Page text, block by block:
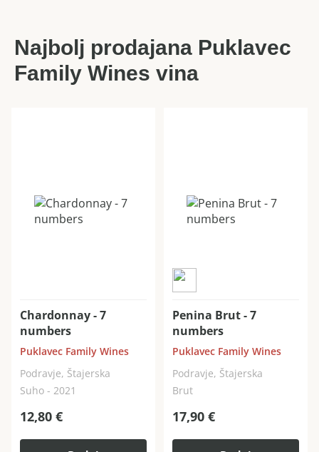
Najbolj prodajana Puklavec
Family Wines vina
Chardonnay - 7
numbers
Puklavec Family Wines
Podravje, Štajerska
Suho - 2021
12,80 €
Penina Brut - 7
numbers
Puklavec Family Wines
Podravje, Štajerska
Brut
17,90 €